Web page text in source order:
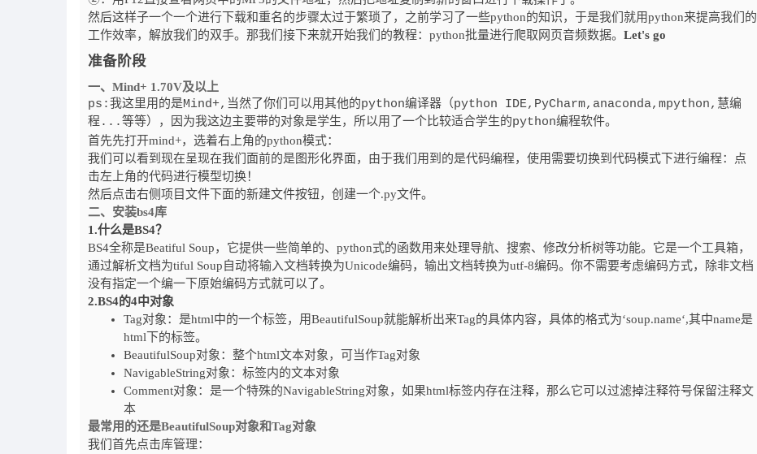
然后这样子一个一个进行下载和重名的步骤太过于繁琐了，之前学习了一些python的知识，于是我们就用python来提高我们的
工作效率，解放我们的双手。那我们接下来就开始我们的教程：python批量进行爬取网页音频数据。 Let's go
准备阶段
一、Mind+ 1.70V及以上
ps:我这里用的是Mind+,当然了你们可以用其他的python编译器（python IDE,PyCharm,anaconda,mpython,慧编
程...等等），因为我这边主要带的对象是学生，所以用了一个比较适合学生的python编程软件。
首先先打开mind+，选着右上角的python模式：
我们可以看到现在呈现在我们面前的是图形化界面，由于我们用到的是代码编程，使用需要切换到代码模式下进行编程：点
击左上角的代码进行模型切换！
然后点击右侧项目文件下面的新建文件按钮，创建一个.py文件。
二、安装bs4库
1.什么是BS4？
BS4全称是Beatiful Soup，它提供一些简单的、python式的函数用来处理导航、搜索、修改分析树等功能。它是一个工具箱，
通过解析文档为tiful Soup自动将输入文档转换为Unicode编码，输出文档转换为utf-8编码。你不需要考虑编码方式，除非文档
没有指定一个编一下原始编码方式就可以了。
2.BS4的4中对象
Tag对象：是html中的一个标签，用BeautifulSoup就能解析出来Tag的具体内容，具体的格式为‘soup.name‘,其中name是
html下的标签。
BeautifulSoup对象：整个html文本对象，可当作Tag对象
NavigableString对象：标签内的文本对象
Comment对象：是一个特殊的NavigableString对象，如果html标签内存在注释，那么它可以过滤掉注释符号保留注释文
本
最常用的还是BeautifulSoup对象和Tag对象
我们首先点击库管理：